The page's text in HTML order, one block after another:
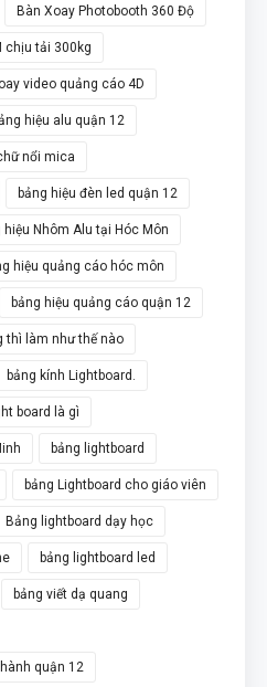
Bàn Xoay Photobooth 360 Độ
chịu tải 300kg
video quảng cáo 4D
hiệu alu quận 12
nổi mica
bảng hiệu đèn led quận 12
hiệu Nhôm Alu tại Hóc Môn
hiệu quảng cáo hóc môn
bảng hiệu quảng cáo quận 12
thì làm như thế nào
bảng kính Lightboard.
board là gì
bảng lightboard
bảng Lightboard cho giáo viên
Bảng lightboard dạy học
bảng lightboard led
bảng viết dạ quang
quận 12